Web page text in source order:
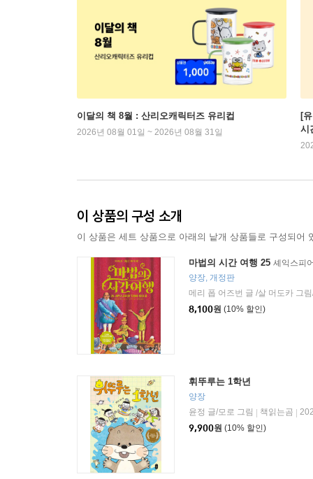
이달의 책 8월 : 산리오캐릭터즈 유리컵
2026년 08월 01일 ~ 2026년 08월 31일
[
시
이 상품의 구성 소개
이 상품은 세트 상품으로 아래의 낱개 상품들로 구성되어
마법의 시간 여행 25 셰익스피
양장, 개정판
메리 폽 어즈번 글 /살 머도카 그
8,100원 (10% 할인)
휘뚜루는 1학년
양장
윤정 글/모로 그림
책읽는곰
9,900원 (10% 할인)